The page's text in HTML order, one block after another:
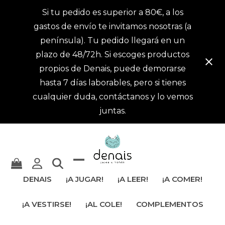
Si tu pedido es superior a 80€, a los
gastos de envío te invitamos nosotras (a
península). Tu pedido llegará en un
plazo de 48/72h. Si escoges productos
propios de Denais, puede demorarse
hasta 7 días laborables, pero si tienes
cualquier duda, contáctanos y lo vemos
juntas.
ocultar
móvil
DENAIS ¡A JUGAR! ¡A LEER! ¡A COMER!
¡A VESTIRSE! ¡AL COLE! COMPLEMENTOS